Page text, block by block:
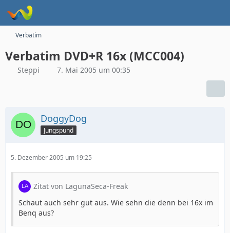
Verbatim
Verbatim DVD+R 16x (MCC004)
Steppi 7. Mai 2005 um 00:35
DoggyDog
Jungspund
5. Dezember 2005 um 19:25
Zitat von LagunaSeca-Freak
Schaut auch sehr gut aus. Wie sehn die denn bei 16x im
Benq aus?